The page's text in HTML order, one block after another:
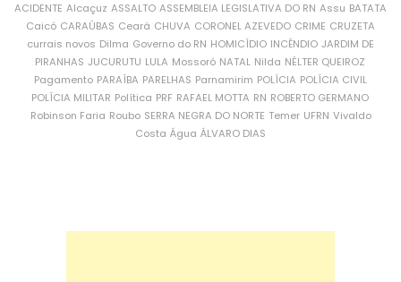
ACIDENTE Alcaçuz ASSALTO ASSEMBLEIA LEGISLATIVA DO RN Assu BATATA
Caicó CARAÚBAS Ceará CHUVA CORONEL AZEVEDO CRIME CRUZETA
currais novos Dilma Governo do RN HOMICÍDIO INCÊNDIO JARDIM DE
PIRANHAS JUCURUTU LULA Mossoró NATAL Nilda NÉLTER QUEIROZ
Pagamento PARAÍBA PARELHAS Parnamirim POLÍCIA POLÍCIA CIVIL
POLÍCIA MILITAR Política PRF RAFAEL MOTTA RN ROBERTO GERMANO
Robinson Faria Roubo SERRA NEGRA DO NORTE Temer UFRN Vivaldo
Costa Água ÁLVARO DIAS